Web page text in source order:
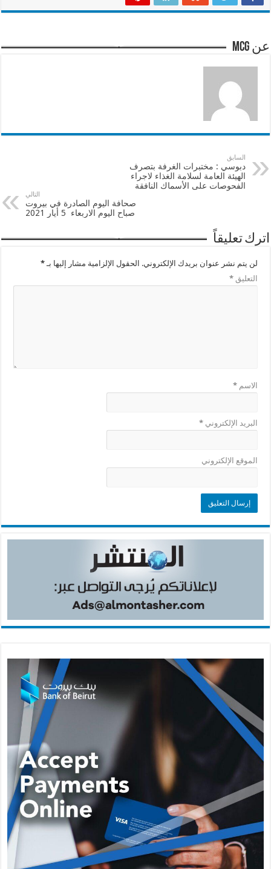
عن mcg
السابق
دبوسي : مختبرات الغرفة بتصرف
الهيئة العامة لسلامة الغذاء لاجراء
الفحوصات على الأسماك النافقة
التالي
صحافة اليوم الصادرة في بيروت
صباح اليوم الاربعاء 5 أيار 2021
اترك تعليقاً
لن يتم نشر عنوان بريدك الإلكتروني. الحقول الإلزامية مشار إليها بـ*
التعليق*
الاسم*
البريد الإلكتروني*
الموقع الإلكتروني